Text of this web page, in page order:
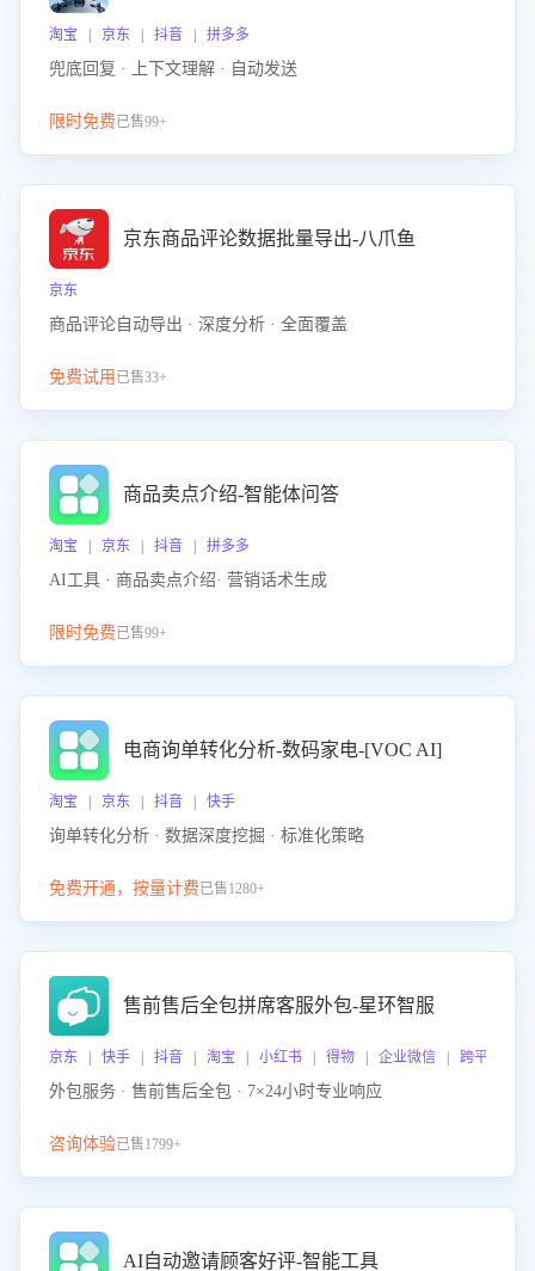
淘宝 | 京东 | 抖音 | 拼多多
兜底回复 · 上下文理解 · 自动发送
限时免费已售99+
京东商品评论数据批量导出-八爪鱼
京东
商品评论自动导出 · 深度分析 · 全面覆盖
免费试用 已售33+
商品卖点介绍-智能体问答
淘宝 | 京东 | 抖音 | 拼多多
AI工具 · 商品卖点介绍· 营销话术生成
限时免费已售99+
电商询单转化分析-数码家电-[VOC AI]
淘宝 | 京东 | 抖音 | 快手
询单转化分析 · 数据深度挖掘 · 标准化策略
免费开通，按量计费已售1280+
售前售后全包拼席客服外包-星环智服
京东 | 快手 | 抖音 | 淘宝 | 小红书 | 得物 | 企业微信 | 跨平台
外包服务 · 售前售后全包 · 7×24小时专业响应
咨询体验已售1799+
AI自动邀请顾客好评-智能工具